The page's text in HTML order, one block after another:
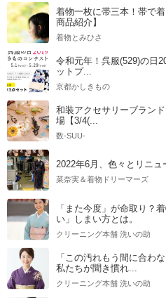
着物一枚に帯三本！帯で
商品紹介】
着物とみひさ
令和元年！呉服(529)の日
ットプ...
京都かしきもの
和装アクセサリーブラン
場【3/4(...
数-SUU-
2022年6月、色々とリニュ
菜奈実＆着物ドリーマーズ
「また今度」が命取り？
い」しまい方とは。
クリーニング本舗 洗いの助
「この汚れもう間に合わ
私たちが聞き慣れ...
クリーニング本舗 洗いの助